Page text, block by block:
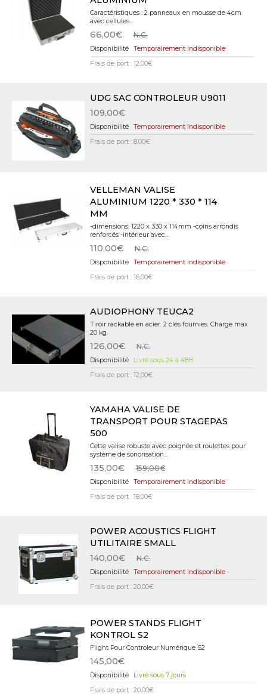
Caractéristiques : 2 panneaux en mousse de 4cm
avec cellules...
66,00€ N.C.
Temporairement indisponible
Frais de port : 12,00€
UDG SAC CONTROLEUR U9011
109,00€
Temporairement indisponible
Frais de port : 8,00€
VELLEMAN VALISE
ALUMINIUM 1220 * 330 * 114
MM
-dimensions: 1220 x 330 x 114mm -coins arrondis
renforcés -intérieur avec...
110,00€ N.C.
Temporairement indisponible
Frais de port : 16,00€
AUDIOPHONY TEUCA2
Tiroir rackable en acier. 2 clés fournies. Charge max
20 kg.
126,00€ N.C.
Livré sous 24 à 48H
Frais de port : 12,00€
YAMAHA VALISE DE
TRANSPORT POUR STAGEPAS
500
Cette valise robuste avec poignée et roulettes pour
système de sonorisation...
135,00€ 159,00€
Temporairement indisponible
Frais de port : 18,00€
POWER ACOUSTICS FLIGHT
UTILITAIRE SMALL
140,00€
N.C.
Temporairement indisponible
Frais de port : 20,00€
POWER STANDS FLIGHT
KONTROL S2
Flight Pour Controleur Numérique S2
145,00€
Livré sous 7 jours
Frais de port : 20,00€